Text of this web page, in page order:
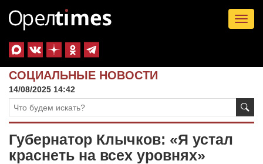
СОЦИАЛЬНЫЕ НОВОСТИ
14/08/2025 14:42
Губернатор Клычков: «Я устал
краснеть на всех уровнях»